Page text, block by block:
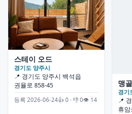
스테이 오드
경기도 양주시
📍 경기도 양주시 백석읍
권율로 858-45
등록 2026-06-24👍 0 · 👎 0👁 14
맹
경기
📍
휴